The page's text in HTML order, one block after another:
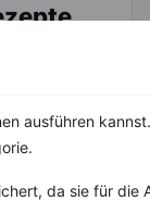
ausführen
da sie für die